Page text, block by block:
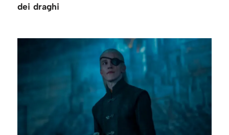
dei draghi